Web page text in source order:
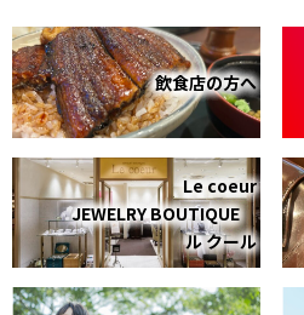
飲食店の方へ
Le coeur
JEWELRY BOUTIQUE
ル クール